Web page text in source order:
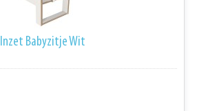
Inzet Babyzitje Wit